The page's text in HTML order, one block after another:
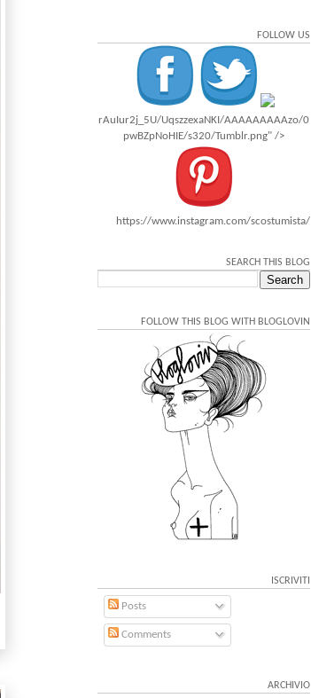
FOLLOW US
rAuIur2j_5U/UqszzexaNKI/AAAAAAAAAzo/0
pwBZpNoHIE/s320/Tumblr.png" />
https://www.instagram.com/scostumista/
SEARCH THIS BLOG
FOLLOW THIS BLOG WITH BLOGLOVIN
ISCRIVITI
Posts
Comments
ARCHIVIO